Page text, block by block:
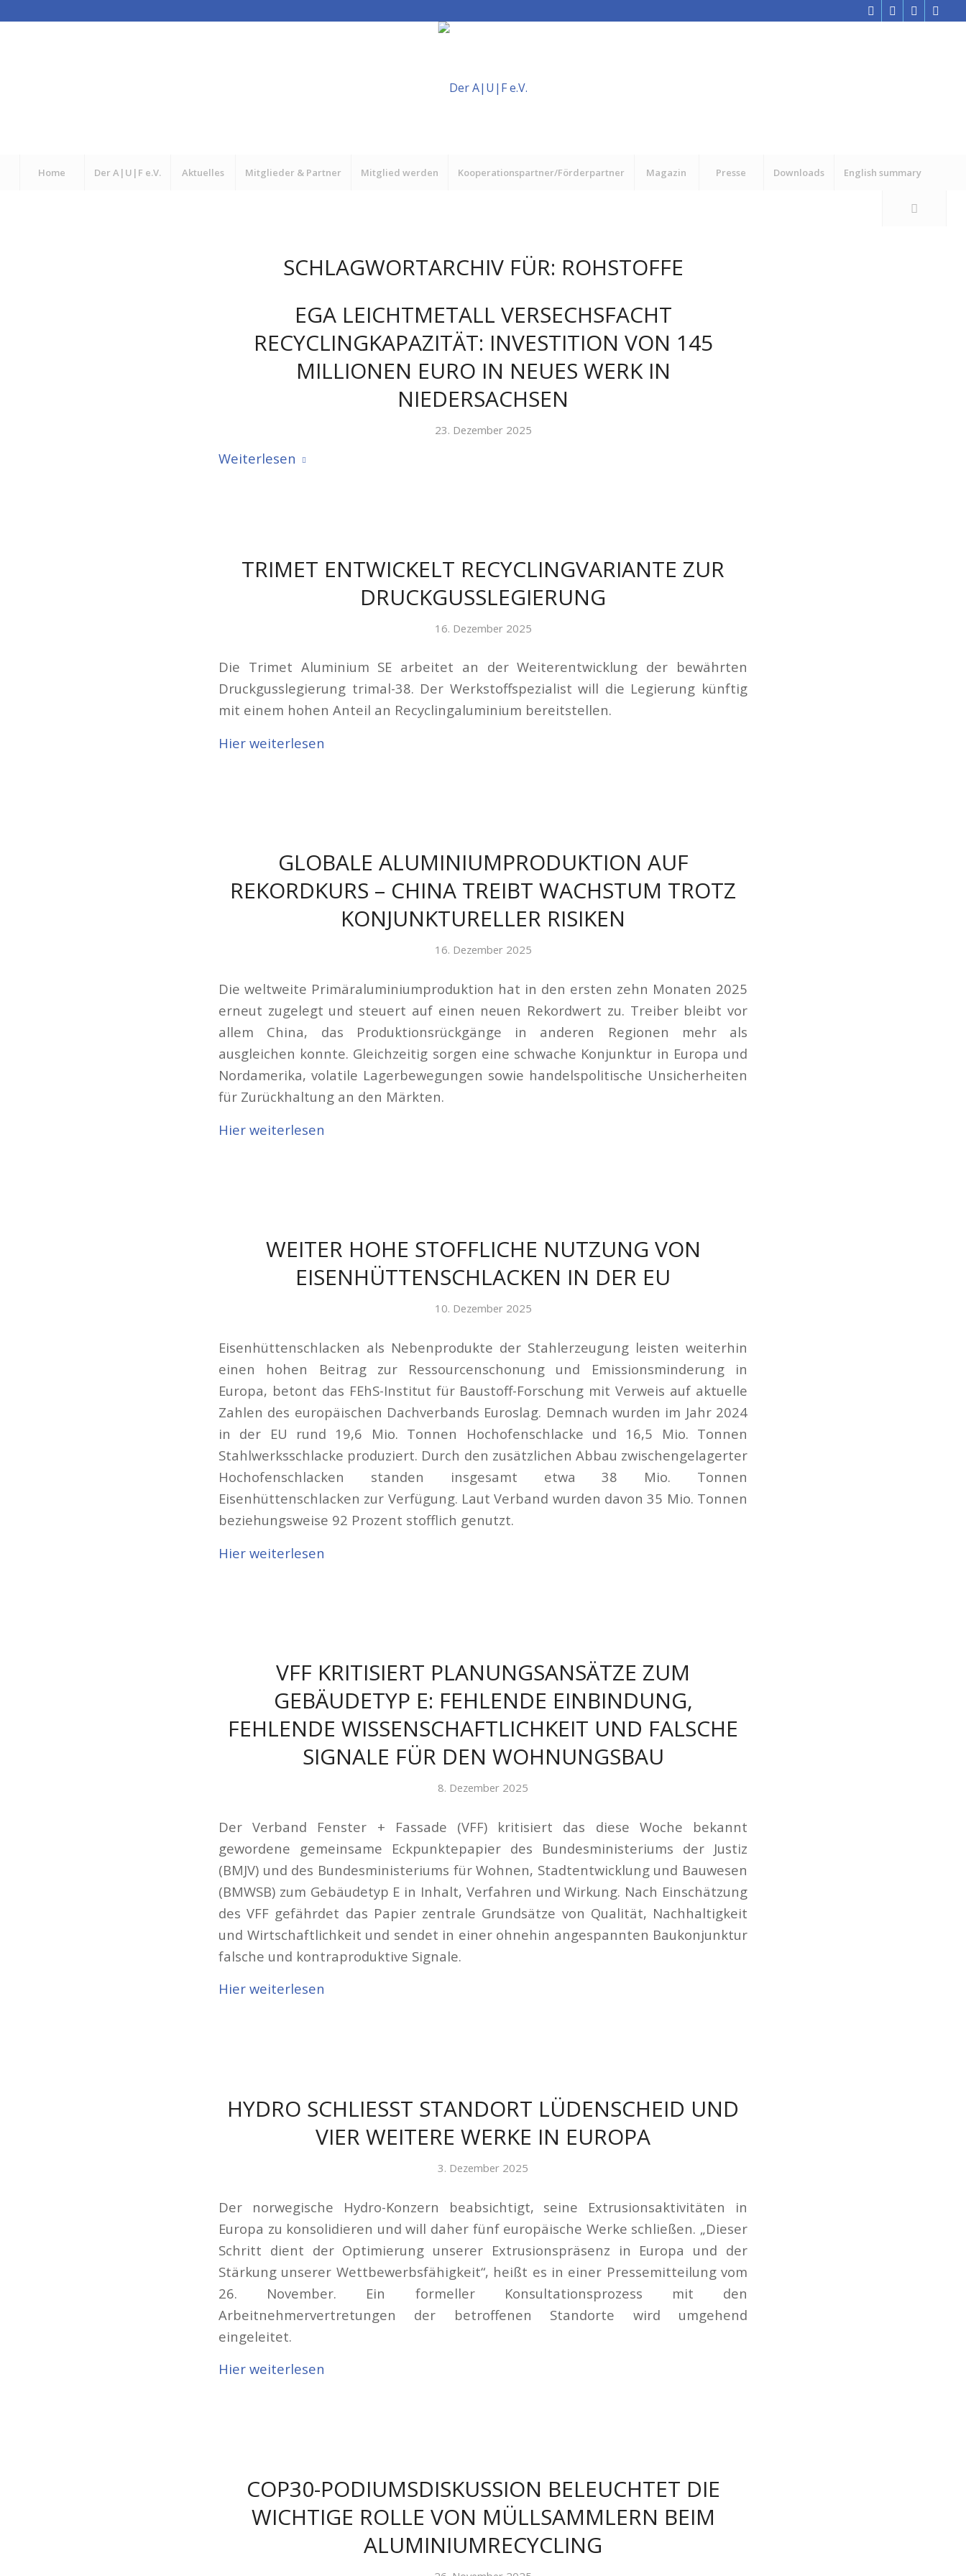
Home Der A|U|F e.V. Aktuelles Mitglieder & Partner Mitglied werden Kooperationspartner/Förderpartner Magazin Presse Downloads English summary
SCHLAGWORTARCHIV FÜR: ROHSTOFFE
EGA LEICHTMETALL VERSECHSFACHT
RECYCLINGKAPAZITÄT: INVESTITION VON 145
MILLIONEN EURO IN NEUES WERK IN
NIEDERSACHSEN
23. Dezember 2025
Weiterlesen
TRIMET ENTWICKELT RECYCLINGVARIANTE ZUR
DRUCKGUSSLEGIERUNG
16. Dezember 2025
Die Trimet Aluminium SE arbeitet an der Weiterentwicklung der bewährten
Druckgusslegierung trimal-38. Der Werkstoffspezialist will die Legierung künftig
mit einem hohen Anteil an Recyclingaluminium bereitstellen.
Hier weiterlesen
GLOBALE ALUMINIUMPRODUKTION AUF
REKORDKURS – CHINA TREIBT WACHSTUM TROTZ
KONJUNKTURELLER RISIKEN
16. Dezember 2025
Die weltweite Primäraluminiumproduktion hat in den ersten zehn Monaten 2025
erneut zugelegt und steuert auf einen neuen Rekordwert zu. Treiber bleibt vor
allem China, das Produktionsrückgänge in anderen Regionen mehr als
ausgleichen konnte. Gleichzeitig sorgen eine schwache Konjunktur in Europa und
Nordamerika, volatile Lagerbewegungen sowie handelspolitische Unsicherheiten
für Zurückhaltung an den Märkten.
Hier weiterlesen
WEITER HOHE STOFFLICHE NUTZUNG VON
EISENHÜTTENSCHLACKEN IN DER EU
10. Dezember 2025
Eisenhüttenschlacken als Nebenprodukte der Stahlerzeugung leisten weiterhin
einen hohen Beitrag zur Ressourcenschonung und Emissionsminderung in
Europa, betont das FEhS-Institut für Baustoff-Forschung mit Verweis auf aktuelle
Zahlen des europäischen Dachverbands Euroslag. Demnach wurden im Jahr 2024
in der EU rund 19,6 Mio. Tonnen Hochofenschlacke und 16,5 Mio. Tonnen
Stahlwerksschlacke produziert. Durch den zusätzlichen Abbau zwischengelagerter
Hochofenschlacken standen insgesamt etwa 38 Mio. Tonnen
Eisenhüttenschlacken zur Verfügung. Laut Verband wurden davon 35 Mio. Tonnen
beziehungsweise 92 Prozent stofflich genutzt.
Hier weiterlesen
VFF KRITISIERT PLANUNGSANSÄTZE ZUM
GEBÄUDETYP E: FEHLENDE EINBINDUNG,
FEHLENDE WISSENSCHAFTLICHKEIT UND FALSCHE
SIGNALE FÜR DEN WOHNUNGSBAU
8. Dezember 2025
Der Verband Fenster + Fassade (VFF) kritisiert das diese Woche bekannt
gewordene gemeinsame Eckpunktepapier des Bundesministeriums der Justiz
(BMJV) und des Bundesministeriums für Wohnen, Stadtentwicklung und Bauwesen
(BMWSB) zum Gebäudetyp E in Inhalt, Verfahren und Wirkung. Nach Einschätzung
des VFF gefährdet das Papier zentrale Grundsätze von Qualität, Nachhaltigkeit
und Wirtschaftlichkeit und sendet in einer ohnehin angespannten Baukonjunktur
falsche und kontraproduktive Signale.
Hier weiterlesen
HYDRO SCHLIESST STANDORT LÜDENSCHEID UND V
IER WEITERE WERKE IN EUROPA
3. Dezember 2025
Der norwegische Hydro-Konzern beabsichtigt, seine Extrusionsaktivitäten in
Europa zu konsolidieren und will daher fünf europäische Werke schließen. „Dieser
Schritt dient der Optimierung unserer Extrusionspräsenz in Europa und der
Stärkung unserer Wettbewerbsfähigkeit“, heißt es in einer Pressemitteilung vom
26. November. Ein formeller Konsultationsprozess mit den
Arbeitnehmervertretungen der betroffenen Standorte wird umgehend
eingeleitet.
Hier weiterlesen
COP30-PODIUMSDISKUSSION BELEUCHTET DIE
WICHTIGE ROLLE VON MÜLLSAMMLERN BEIM
ALUMINIUMRECYCLING